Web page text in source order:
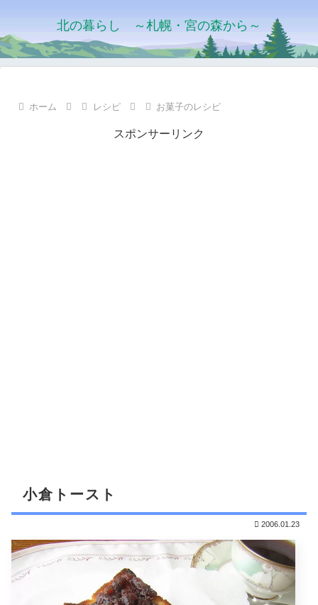
北の暮らし ～札幌・宮の森から～
ホーム レシピ お菓子のレシピ
スポンサーリンク
小倉トースト
2006.01.23